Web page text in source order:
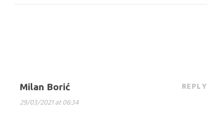
Milan Borić
29/03/2021 at 06:34
REPLY